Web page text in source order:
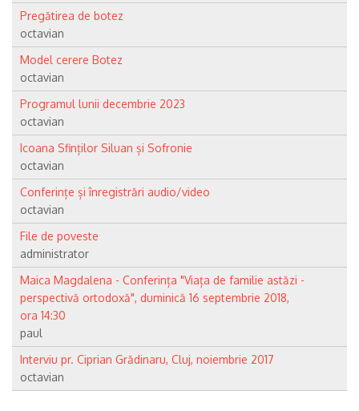
Pregătirea de botez
octavian
Model cerere Botez
octavian
Programul lunii decembrie 2023
octavian
Icoana Sfinților Siluan și Sofronie
octavian
Conferințe și înregistrări audio/video
octavian
File de poveste
administrator
Maica Magdalena - Conferința "Viața de familie astăzi -
perspectivă ortodoxă", duminică 16 septembrie 2018,
ora 14:30
paul
Interviu pr. Ciprian Grădinaru, Cluj, noiembrie 2017
octavian